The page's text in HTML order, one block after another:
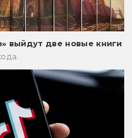
выйдут две новые книги